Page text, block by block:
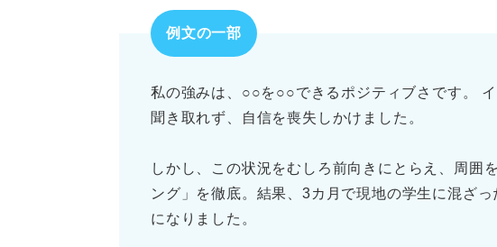
例文の一部
私の強みは、○○を○○できるポジティブさです。
聞き取れず、自信を喪失しかけました。
しかし、この状況をむしろ前向きにとらえ、周囲
ング」を徹底。結果、3カ月で現地の学生に混ざ
になりました。